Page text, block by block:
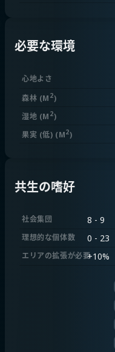
必要な環境
心地よさ
森林 (M 2)
湿地 (M 2)
果実 (低) (M2)
共生の嗜好
社会集団 8 - 9
理想的な個体数 0 - 23
エリアの拡張が必要+10%